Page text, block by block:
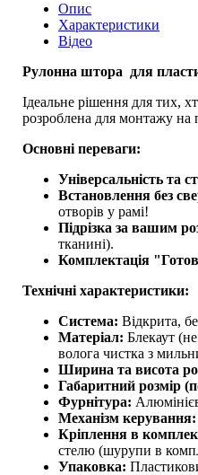
Опис
Характеристики
Відео
Рулонна штора для
Ідеальне рішення для тих,
розроблена для монтажу на
Основні переваги:
Універсальність та
Встановлення без
отворів у рамі!
Підрізка за вашим
тканині).
Комплектація
Технічні характеристики:
Система: Відкрита,
Матеріал: Блекаут
волога чистка з
Ширина та висота
Габаритний розмір
Фурнітура:
Механізм керування:
Кріплення в
стелю (шурупи в
Упаковка: